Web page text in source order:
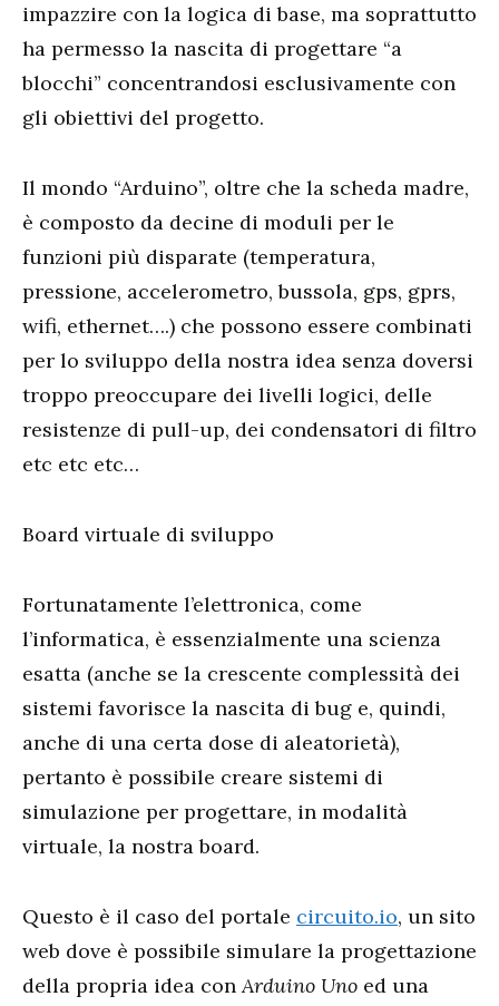
impazzire con la logica di base, ma soprattutto
ha permesso la nascita di progettare “a
blocchi” concentrandosi esclusivamente con
gli obiettivi del progetto.
Il mondo “Arduino”, oltre che la scheda madre,
è composto da decine di moduli per le
funzioni più disparate (temperatura,
pressione, accelerometro, bussola, gps, gprs,
wifi, ethernet….) che possono essere combinati
per lo sviluppo della nostra idea senza doversi
troppo preoccupare dei livelli logici, delle
resistenze di pull-up, dei condensatori di filtro
etc etc etc…
Board virtuale di sviluppo
Fortunatamente l’elettronica, come
l’informatica, è essenzialmente una scienza
esatta (anche se la crescente complessità dei
sistemi favorisce la nascita di bug e, quindi,
anche di una certa dose di aleatorietà),
pertanto è possibile creare sistemi di
simulazione per progettare, in modalità
virtuale, la nostra board.
Questo è il caso del portale circuito.io, un sito
web dove è possibile simulare la progettazione
della propria idea conArduino Uno ed una